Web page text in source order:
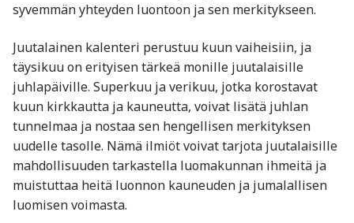
syvemmän yhteyden luontoon ja sen merkitykseen.
Juutalainen kalenteri perustuu kuun vaiheisiin, ja
täysikuu on erityisen tärkeä monille juutalaisille
juhlapäiville. Superkuu ja verikuu, jotka korostavat
kuun kirkkautta ja kauneutta, voivat lisätä juhlan
tunnelmaa ja nostaa sen hengellisen merkityksen
uudelle tasolle. Nämä ilmiöt voivat tarjota juutalaisille
mahdollisuuden tarkastella luomakunnan ihmeitä ja
muistuttaa heitä luonnon kauneuden ja jumalallisen
luomisen voimasta.